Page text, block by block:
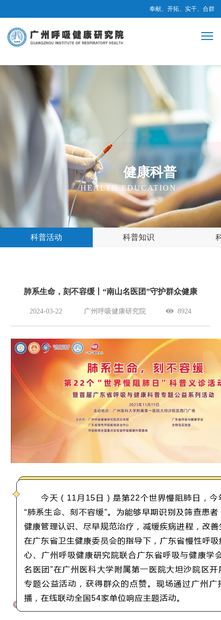
奉献、开拓、实干、合群
健康科普
HEALTH EDUCATION
科普活动 科普知识
肺系生命，刻不容缓丨“南山名医团”守护群众健康
2024-03-22 广州呼吸健康研究院 8924